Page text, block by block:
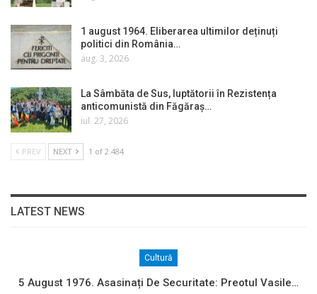
1 august 1964. Eliberarea ultimilor deținuți
politici din România…
aug. 3, 2026
La Sâmbăta de Sus, luptătorii în Rezistența
anticomunistă din Făgăraș…
iul. 27, 2026
PREV NEXT 1 of 2.484
LATEST NEWS
Cultură
5 August 1976. Asasinați De Securitate: Preotul Vasile…